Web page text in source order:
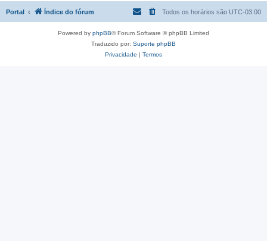
Portal Índice do fórum Todos os horários são UTC-03:00
Powered by phpBB® Forum Software © phpBB Limited
Traduzido por: Suporte phpBB
Privacidade | Termos